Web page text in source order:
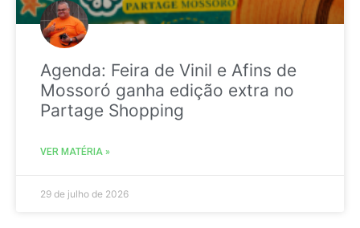
Agenda: Feira de Vinil e Afins de
Mossoró ganha edição extra no
Partage Shopping
VER MATÉRIA »
29 de julho de 2026